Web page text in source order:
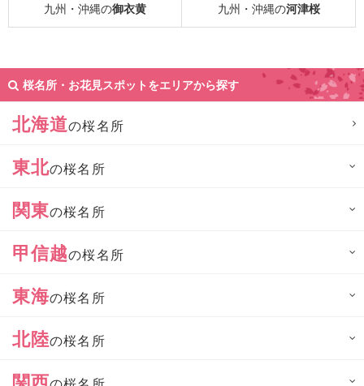
九州・沖縄の御衣黄 九州・沖縄の河津桜
桜名所・お花見スポットをエリアから探す
北海道の桜名所
東北の桜名所
関東の桜名所
甲信越の桜名所
東海の桜名所
北陸の桜名所